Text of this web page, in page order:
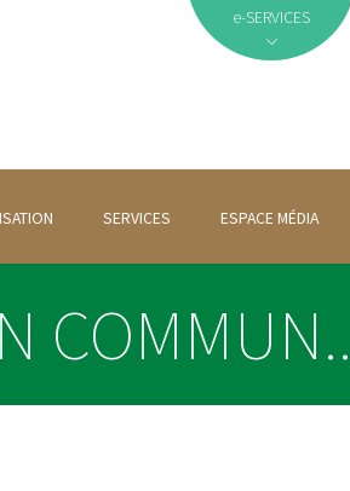
e-SERVICES
SERVICES ESPACE MÉDIA